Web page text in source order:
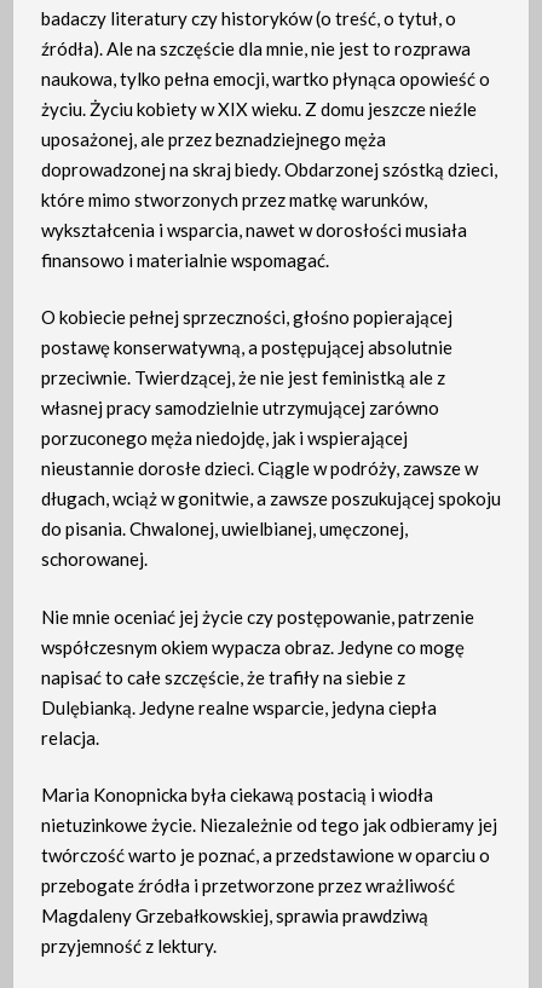
badaczy literatury czy historyków (o treść, o tytuł, o
źródła). Ale na szczęście dla mnie, nie jest to rozprawa
naukowa, tylko pełna emocji, wartko płynąca opowieść o
życiu. Życiu kobiety w XIX wieku. Z domu jeszcze nieźle
uposażonej, ale przez beznadziejnego męża
doprowadzonej na skraj biedy. Obdarzonej szóstką dzieci,
które mimo stworzonych przez matkę warunków,
wykształcenia i wsparcia, nawet w dorosłości musiała
finansowo i materialnie wspomagać.
O kobiecie pełnej sprzeczności, głośno popierającej
postawę konserwatywną, a postępującej absolutnie
przeciwnie. Twierdzącej, że nie jest feministką ale z
własnej pracy samodzielnie utrzymującej zarówno
porzuconego męża niedojdę, jak i wspierającej
nieustannie dorosłe dzieci. Ciągle w podróży, zawsze w
długach, wciąż w gonitwie, a zawsze poszukującej spokoju
do pisania. Chwalonej, uwielbianej, umęczonej,
schorowanej.
Nie mnie oceniać jej życie czy postępowanie, patrzenie
współczesnym okiem wypacza obraz. Jedyne co mogę
napisać to całe szczęście, że trafiły na siebie z
Dulębianką. Jedyne realne wsparcie, jedyna ciepła
relacja.
Maria Konopnicka była ciekawą postacią i wiodła
nietuzinkowe życie. Niezależnie od tego jak odbieramy jej
twórczość warto je poznać, a przedstawione w oparciu o
przebogate źródła i przetworzone przez wrażliwość
Magdaleny Grzebałkowskiej, sprawia prawdziwą
przyjemność z lektury.